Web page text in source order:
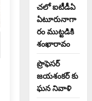
చలో ఐటీడీఏ
ఏటూరునాగా
రం ముట్టడికి
శంఖారావం
ప్రొఫెసర్
జయశంకర్ కు
ఘన నివాళి